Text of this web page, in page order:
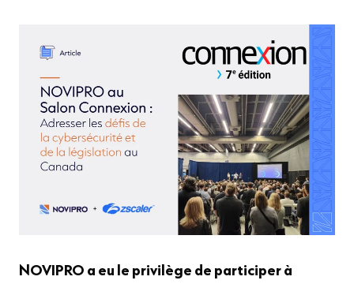
NOVIPRO a eu le privilège de participer à